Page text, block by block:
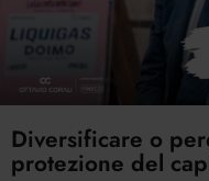
Diversificare o
protezione del